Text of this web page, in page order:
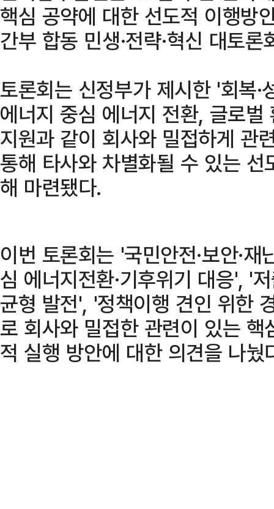
핵심 공약에 대한 선도적 이행방
간부 합동 민생·전략·혁신 대토
토론회는 신정부가 제시한 '회복
에너지 중심 에너지 전환, 글로
지원과 같이 회사와 밀접하게 관
통해 타사와 차별화될 수 있는
해 마련됐다.
이번 토론회는 '국민안전·보안·
심 에너지전환·기후위기 대응', '
균형 발전', '정책이행 견인 위한
로 회사와 밀접한 관련이 있는
적 실행 방안에 대한 의견을 나눴